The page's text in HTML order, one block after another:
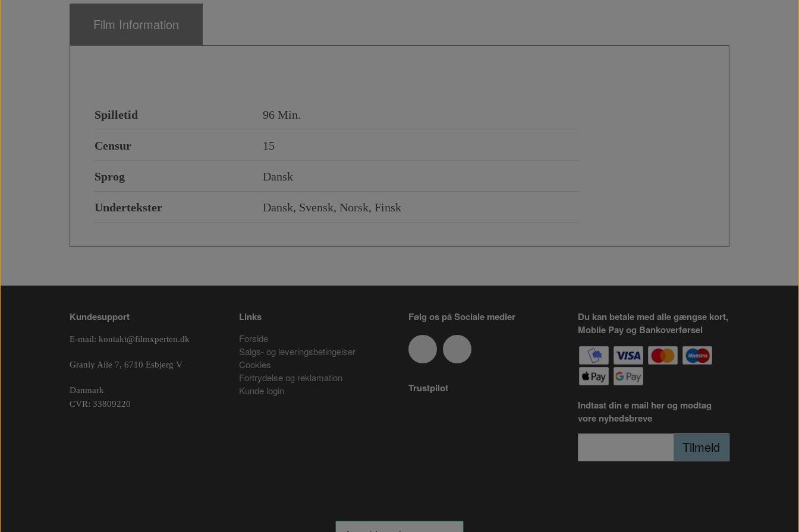
Film Information
Spilletid 96 Min.
Censur 15
Sprog Dansk
Undertekster Dansk, Svensk, Norsk, Finsk
Kundesupport
E-mail: kontakt@filmxperten.dk
Granly Alle 7, 6710 Esbjerg V
Danmark
CVR: 33809220
Links
Forside
Salgs- og leveringsbetingelser
Cookies
Fortrydelse og reklamation
Kunde login
Følg os på Sociale medier
Trustpilot
Du kan betale med alle gængse kort,
Mobile Pay og Bankoverførsel
Indtast din e mail her og modtag
vore nyhedsbreve
Tilmeld